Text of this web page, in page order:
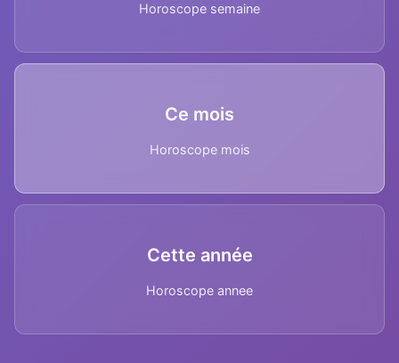
Horoscope semaine
Ce mois
Horoscope mois
Cette année
Horoscope annee